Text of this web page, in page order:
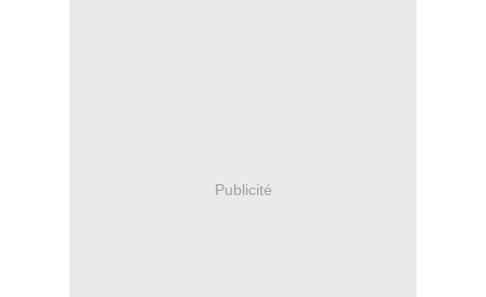
Publicité